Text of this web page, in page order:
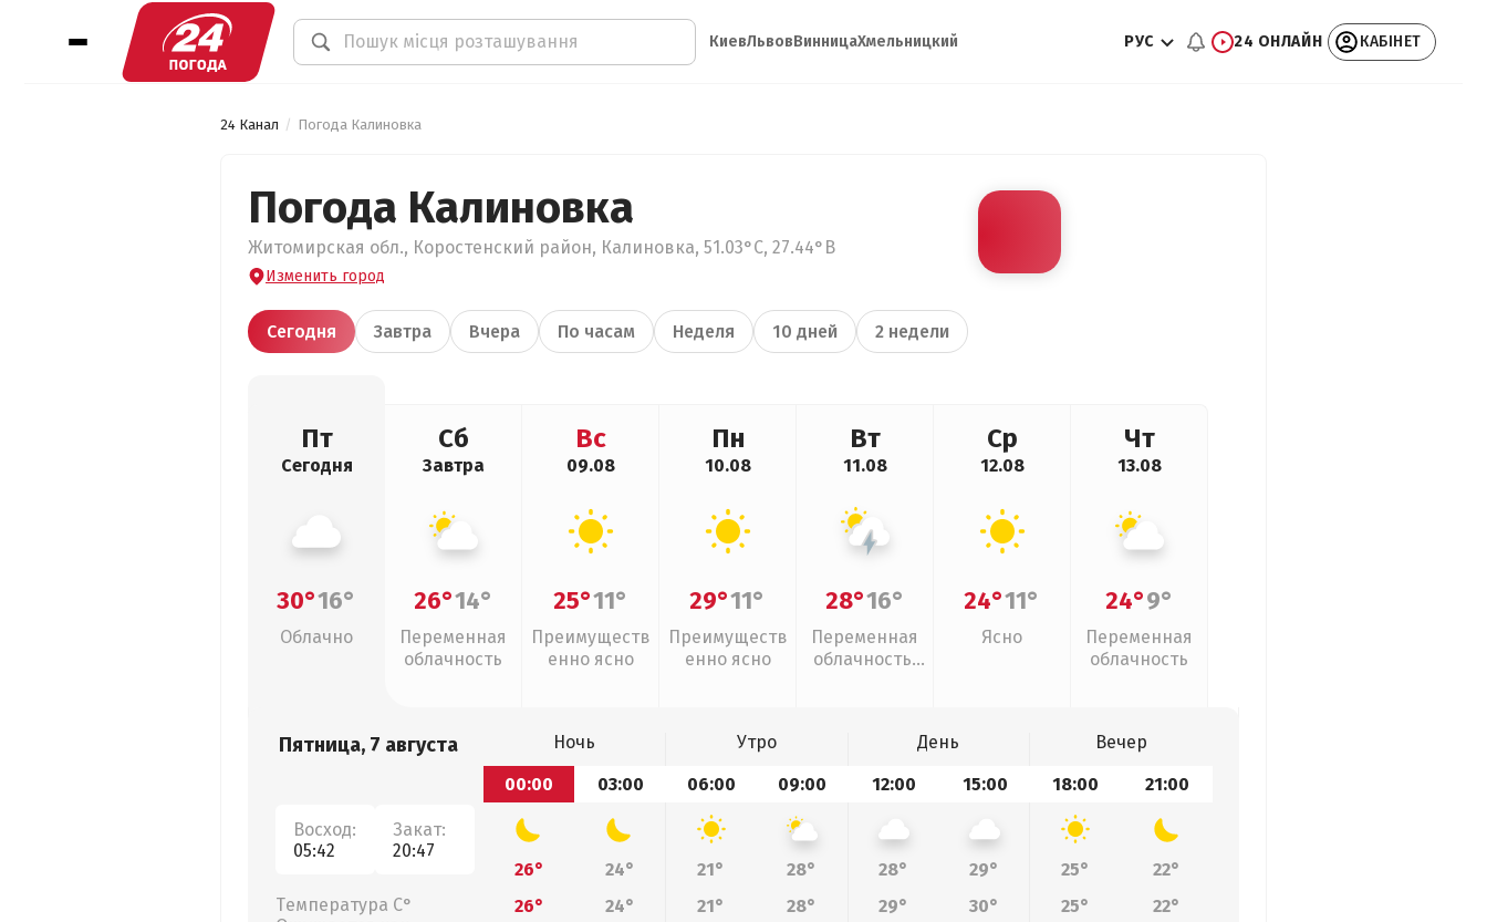
КиевЛьвовВинницаХмельницкий РУС 24 ОНЛАЙН КАБІНЕТ
24 Канал Погода Калиновка
Погода Калиновка
Житомирская обл., Коростенский район, Калиновка, 51.03°С, 27.44°В
Изменить город
Сегодня Завтра Вчера По часам Неделя 10 дней 2 недели
Пт
Сегодня
30°16°
Облачно
Сб
Завтра
26°14°
Переменная
облачность
Вс
09.08
25°11°
Преимуществ
енно ясно
Пн
10.08
29°11°
Преимуществ
енно ясно
Вт
11.08
28°16°
Переменная
облачность,
Ср
12.08
24°11°
Ясно
Чт
13.08
24°9°
Переменная
облачность
Пятница, 7 августа
Восход:
05:42
Закат:
20:47
Температура С°
Ночь Утро День
Вечер
00:00
03:00 06:00 09:00 12:00 15:00 18:00 21:00
26° 24° 21° 28° 28° 29° 25°
22°
26°
24° 21° 28° 29° 30° 25° 22°